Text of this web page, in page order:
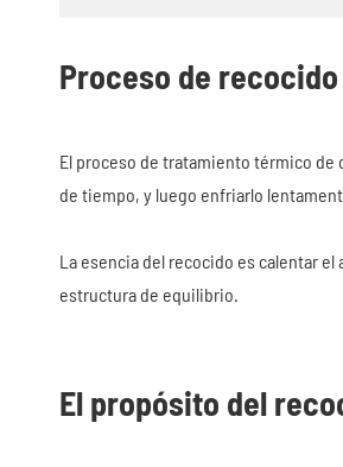
Proceso de recocido
El proceso de tratamiento térmico de
de tiempo, y luego enfriarlo
La esencia del recocido es calentar
estructura de equilibrio.
El propósito del